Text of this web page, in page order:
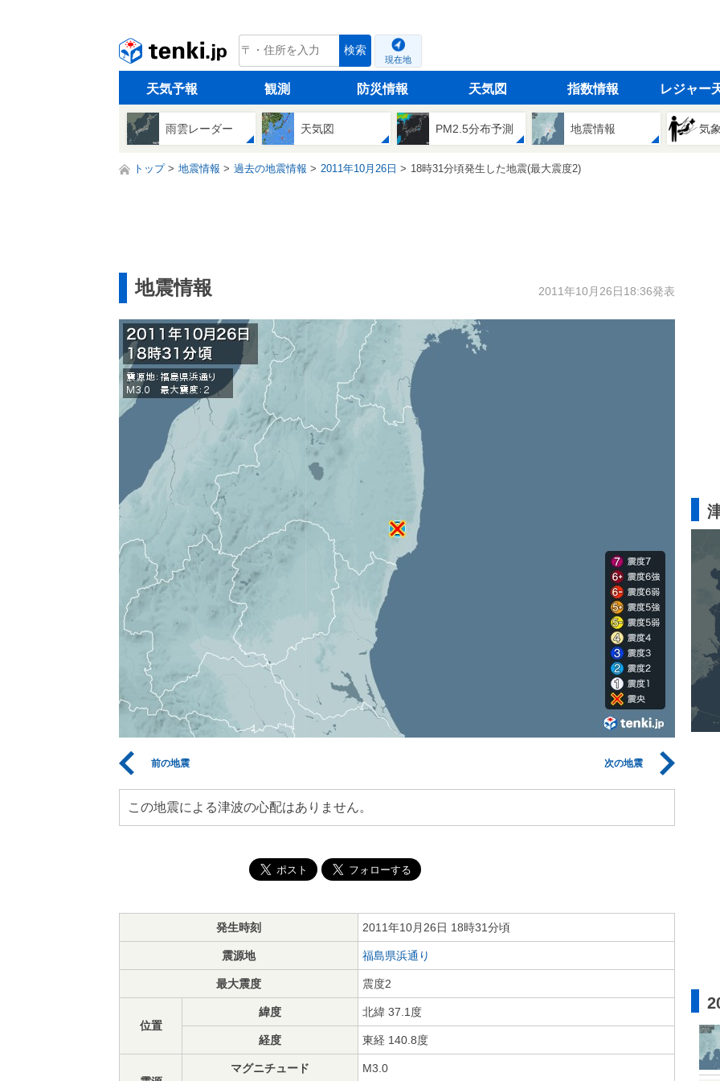
tenki.jp 検索
現在地
天気予報 観測 防災情報 天気図 指数情報 レジャー
雨雲レーダー 天気図 PM2.5分布予測 地震情報 気
トップ 地震情報 過去の地震情報 2011年10月26日 18時31分頃発生した地震(最大震度2)
地震情報 2011年10月26日18:36発表
前の地震 次の地震
この地震による津波の心配はありません。
発生時刻 2011年10月26日 18時31分頃
震源地 福島県浜通り
最大震度 震度2
位置
緯度 北緯 37.1度
経度 東経 140.8度
マグニチュード M3.0